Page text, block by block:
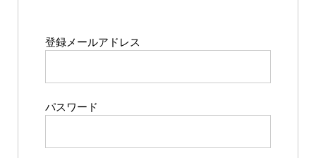
登録メールアドレス
パスワード